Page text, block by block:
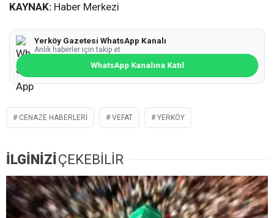
KAYNAK: Haber Merkezi
Yerköy Gazetesi WhatsApp Kanalı
Anlık haberler için takip et
WhatsApp Kanalına Katıl
CENAZE HABERLERI VEFAT YERKÖY
İLGİNİZİ ÇEKEBİLİR